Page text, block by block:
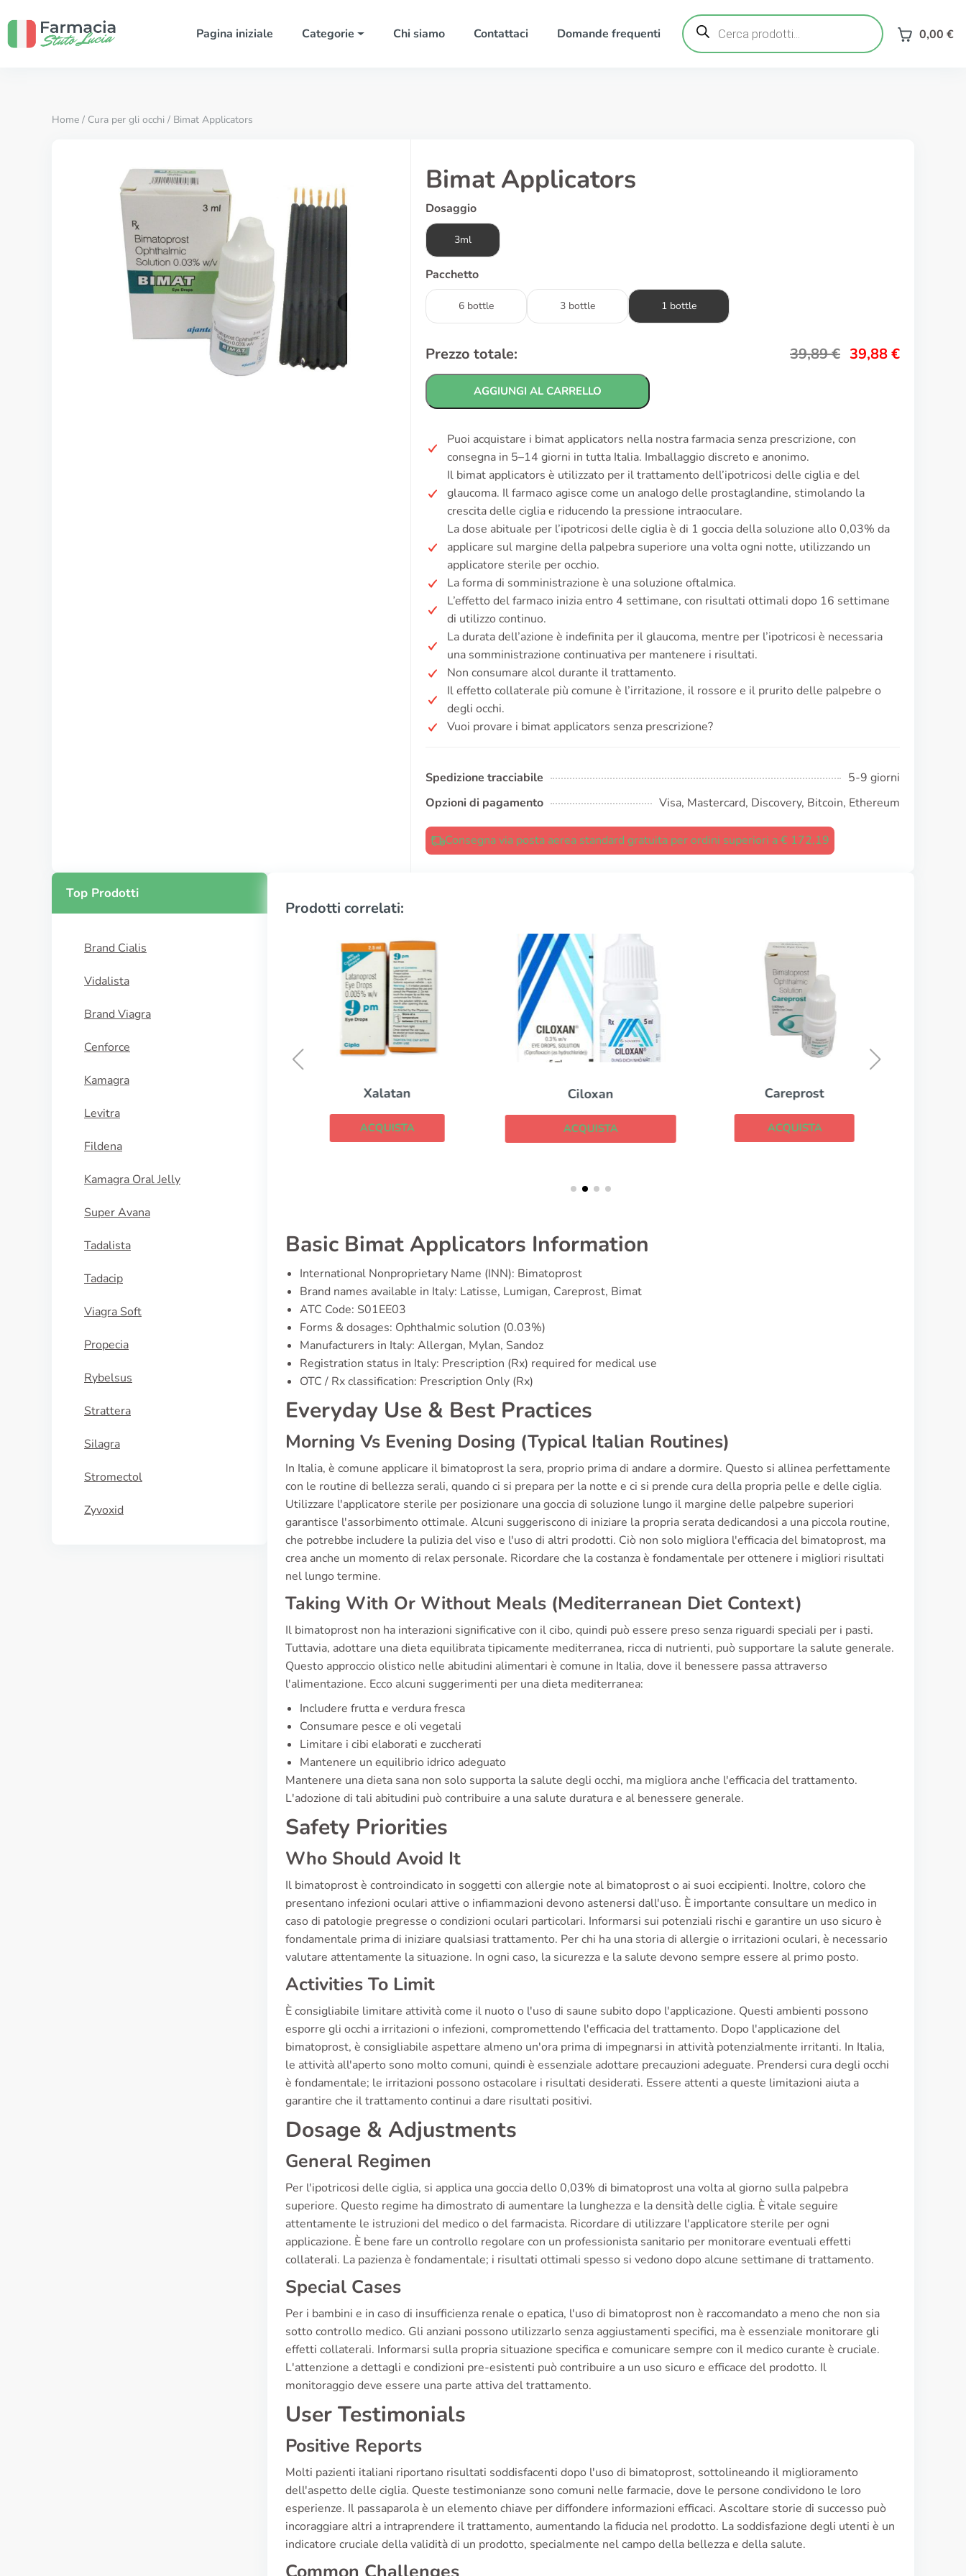
Pagina iniziale Categorie Chi siamo Contattaci Domande frequenti
Ricerca
prodotti 0,00 €
Home / Cura per gli occhi / Bimat Applicators
Bimat Applicators
Dosaggio
3ml
Pacchetto
6 bottle 3 bottle 1 bottle
Prezzo totale: 39,89€ 39,88€
AGGIUNGI AL CARRELLO
Puoi acquistare i bimat applicators nella nostra farmacia senza prescrizione, con
consegna in 5–14 giorni in tutta Italia. Imballaggio discreto e anonimo.
Il bimat applicators è utilizzato per il trattamento dell’ipotricosi delle ciglia e del
glaucoma. Il farmaco agisce come un analogo delle prostaglandine, stimolando la
crescita delle ciglia e riducendo la pressione intraoculare.
La dose abituale per l’ipotricosi delle ciglia è di 1 goccia della soluzione allo 0,03% da
applicare sul margine della palpebra superiore una volta ogni notte, utilizzando un
applicatore sterile per occhio.
La forma di somministrazione è una soluzione oftalmica.
L’effetto del farmaco inizia entro 4 settimane, con risultati ottimali dopo 16 settimane
di utilizzo continuo.
La durata dell’azione è indefinita per il glaucoma, mentre per l’ipotricosi è necessaria
una somministrazione continuativa per mantenere i risultati.
Non consumare alcol durante il trattamento.
Il effetto collaterale più comune è l’irritazione, il rossore e il prurito delle palpebre o
degli occhi.
Vuoi provare i bimat applicators senza prescrizione?
Spedizione tracciabile
5-9 giorni
Opzioni di pagamento
Visa, Mastercard, Discovery, Bitcoin, Ethereum
Consegna via posta aerea standard gratuita per ordini superiori a € 172,19
Top Prodotti
Brand Cialis
Vidalista
Brand Viagra
Cenforce
Kamagra
Levitra
Fildena
Kamagra Oral Jelly
Super Avana
Tadalista
Tadacip
Viagra Soft
Propecia
Rybelsus
Strattera
Silagra
Stromectol
Zyvoxid
Prodotti correlati:
Xalatan
ACQUISTA
Ciloxan
ACQUISTA
Careprost
ACQUISTA
Basic Bimat Applicators Information
International Nonproprietary Name (INN): Bimatoprost
Brand names available in Italy: Latisse, Lumigan, Careprost, Bimat
ATC Code: S01EE03
Forms & dosages: Ophthalmic solution (0.03%)
Manufacturers in Italy: Allergan, Mylan, Sandoz
Registration status in Italy: Prescription (Rx) required for medical use
OTC / Rx classification: Prescription Only (Rx)
Everyday Use & Best Practices
Morning Vs Evening Dosing (Typical Italian Routines)
In Italia, è comune applicare il bimatoprost la sera, proprio prima di andare a dormire. Questo si allinea perfettamente
con le routine di bellezza serali, quando ci si prepara per la notte e ci si prende cura della propria pelle e delle ciglia.
Utilizzare l'applicatore sterile per posizionare una goccia di soluzione lungo il margine delle palpebre superiori
garantisce l'assorbimento ottimale. Alcuni suggeriscono di iniziare la propria serata dedicandosi a una piccola routine,
che potrebbe includere la pulizia del viso e l'uso di altri prodotti. Ciò non solo migliora l'efficacia del bimatoprost, ma
crea anche un momento di relax personale. Ricordare che la costanza è fondamentale per ottenere i migliori risultati
nel lungo termine.
Taking With Or Without Meals (Mediterranean Diet Context)
Il bimatoprost non ha interazioni significative con il cibo, quindi può essere preso senza riguardi speciali per i pasti.
Tuttavia, adottare una dieta equilibrata tipicamente mediterranea, ricca di nutrienti, può supportare la salute generale.
Questo approccio olistico nelle abitudini alimentari è comune in Italia, dove il benessere passa attraverso
l'alimentazione. Ecco alcuni suggerimenti per una dieta mediterranea:
Includere frutta e verdura fresca
Consumare pesce e oli vegetali
Limitare i cibi elaborati e zuccherati
Mantenere un equilibrio idrico adeguato
Mantenere una dieta sana non solo supporta la salute degli occhi, ma migliora anche l'efficacia del trattamento.
L'adozione di tali abitudini può contribuire a una salute duratura e al benessere generale.
Safety Priorities
Who Should Avoid It
Il bimatoprost è controindicato in soggetti con allergie note al bimatoprost o ai suoi eccipienti. Inoltre, coloro che
presentano infezioni oculari attive o infiammazioni devono astenersi dall'uso. È importante consultare un medico in
caso di patologie pregresse o condizioni oculari particolari. Informarsi sui potenziali rischi e garantire un uso sicuro è
fondamentale prima di iniziare qualsiasi trattamento. Per chi ha una storia di allergie o irritazioni oculari, è necessario
valutare attentamente la situazione. In ogni caso, la sicurezza e la salute devono sempre essere al primo posto.
Activities To Limit
È consigliabile limitare attività come il nuoto o l'uso di saune subito dopo l'applicazione. Questi ambienti possono
esporre gli occhi a irritazioni o infezioni, compromettendo l'efficacia del trattamento. Dopo l'applicazione del
bimatoprost, è consigliabile aspettare almeno un'ora prima di impegnarsi in attività potenzialmente irritanti. In Italia,
le attività all'aperto sono molto comuni, quindi è essenziale adottare precauzioni adeguate. Prendersi cura degli occhi
è fondamentale; le irritazioni possono ostacolare i risultati desiderati. Essere attenti a queste limitazioni aiuta a
garantire che il trattamento continui a dare risultati positivi.
Dosage & Adjustments
General Regimen
Per l'ipotricosi delle ciglia, si applica una goccia dello 0,03% di bimatoprost una volta al giorno sulla palpebra
superiore. Questo regime ha dimostrato di aumentare la lunghezza e la densità delle ciglia. È vitale seguire
attentamente le istruzioni del medico o del farmacista. Ricordare di utilizzare l'applicatore sterile per ogni
applicazione. È bene fare un controllo regolare con un professionista sanitario per monitorare eventuali effetti
collaterali. La pazienza è fondamentale; i risultati ottimali spesso si vedono dopo alcune settimane di trattamento.
Special Cases
Per i bambini e in caso di insufficienza renale o epatica, l'uso di bimatoprost non è raccomandato a meno che non sia
sotto controllo medico. Gli anziani possono utilizzarlo senza aggiustamenti specifici, ma è essenziale monitorare gli
effetti collaterali. Informarsi sulla propria situazione specifica e comunicare sempre con il medico curante è cruciale.
L'attenzione a dettagli e condizioni pre-esistenti può contribuire a un uso sicuro e efficace del prodotto. Il
monitoraggio deve essere una parte attiva del trattamento.
User Testimonials
Positive Reports
Molti pazienti italiani riportano risultati soddisfacenti dopo l'uso di bimatoprost, sottolineando il miglioramento
dell'aspetto delle ciglia. Queste testimonianze sono comuni nelle farmacie, dove le persone condividono le loro
esperienze. Il passaparola è un elemento chiave per diffondere informazioni efficaci. Ascoltare storie di successo può
incoraggiare altri a intraprendere il trattamento, aumentando la fiducia nel prodotto. La soddisfazione degli utenti è un
indicatore cruciale della validità di un prodotto, specialmente nel campo della bellezza e della salute.